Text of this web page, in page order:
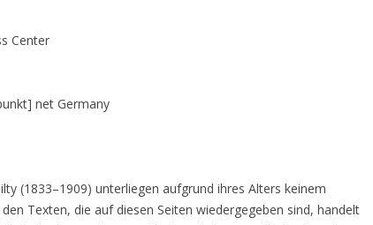
Center
net Germany
(1833–1909) unterliegen aufgrund ihres Alters keinem
Texten, die auf diesen Seiten wiedergegeben sind, handelt